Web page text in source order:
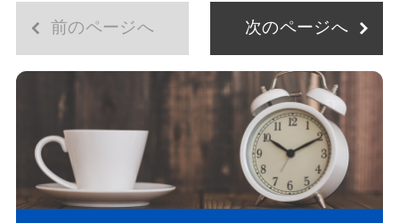
前のページへ 次のページへ